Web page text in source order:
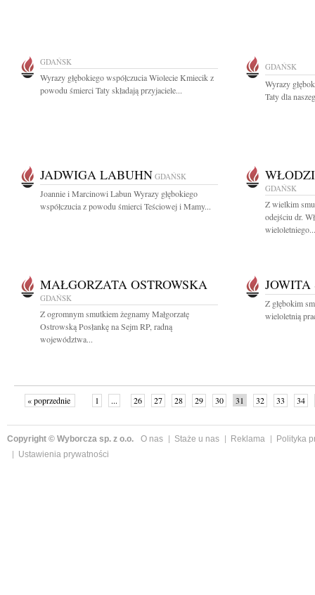
GDAŃSK
Wyrazy głębokiego współczucia Wiolecie Kmiecik z
powodu śmierci Taty składają przyjaciele...
GDAŃSK
Wyrazy
Taty dla
JADWIGA LABUHN GDAŃSK
Joannie i Marcinowi Labun Wyrazy głębokiego
współczucia z powodu śmierci Teściowej i Mamy...
GDAŃSK
Z wielkim
odejściu dr.
wieloletniego...
MAŁGORZATA OSTROWSKA
GDAŃSK
Z ogromnym smutkiem żegnamy Małgorzatę
Ostrowską Posłankę na Sejm RP, radną
województwa...
Z głębokim
wieloletnią
« poprzednie 1 ... 26 27 28 29 30 31 32 33
34
Copyright © Wyborcza sp. z o.o. O nas Staże u nas Reklama
Polityka
Ustawienia prywatności